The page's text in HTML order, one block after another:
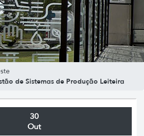
de Sistemas de Produção Leiteira
30
Out